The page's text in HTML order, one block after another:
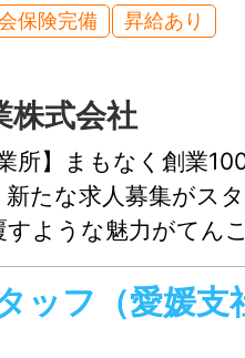
保険完備
昇給あり
株式会社
所】まもなく創業
たな求人募集がス
ような魅力がてん
業で、ちょっとレ
ッフ（愛媛支